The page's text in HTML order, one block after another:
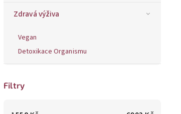
Zdravá výživa
Vegan
Detoxikace Organismu
Filtry